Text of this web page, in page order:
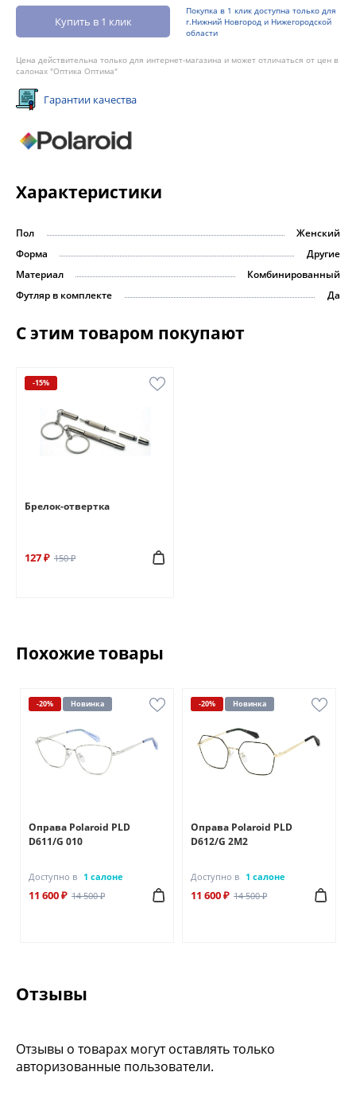
Купить в 1 клик
Покупка в 1 клик доступна только для
г.Нижний Новгород и Нижегородской
области
Цена действительна только для интернет-магазина и может отличаться от цен в
салонах "Оптика Оптима"
Гарантии качества
Характеристики
Пол
Женский
Форма
Другие
Материал
Комбинированный
Футляр в комплекте
Да
С этим товаром покупают
-15%
Брелок-отвертка
127 ₽ 150 ₽
Похожие товары
-20% Новинка
Оправа Polaroid PLD
D611/G 010
Доступно в 1 салоне
11 600 ₽ 14 500 ₽
-20% Новинка
Оправа Polaroid PLD
D612/G 2M2
Доступно в 1 салоне
11 600 ₽ 14 500 ₽
Отзывы
Отзывы о товарах могут оставлять только
авторизованные пользователи.